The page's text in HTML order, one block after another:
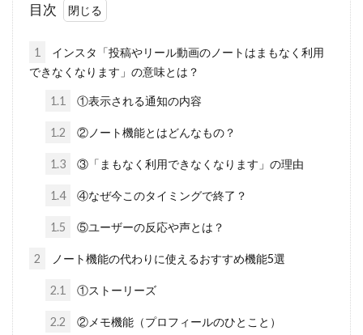
目次
1
インスタ「投稿やリール動画のノートはまもなく利用
できなくなります」の意味とは？
1.1 ①表示される通知の内容
1.2 ②ノート機能とはどんなもの？
1.3 ③「まもなく利用できなくなります」の理由
1.4 ④なぜ今このタイミングで終了？
1.5 ⑤ユーザーの反応や声とは？
2 ノート機能の代わりに使えるおすすめ機能5選
2.1 ①ストーリーズ
2.2 ②メモ機能（プロフィールのひとこと）